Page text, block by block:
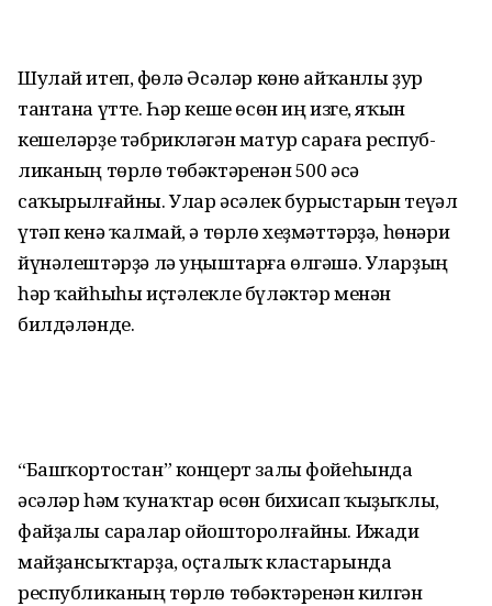
Шулай итеп, Өфөлә Әсәләр көнө айҡанлы ҙур
тантана үтте. Һәр кеше өсөн иң изге, яҡын
кешеләрҙе тәбрикләгән матур сараға респуб­
ликаның төрлө төбәктәренән 500 әсә
саҡырылғайны. Улар әсәлек бурыстарын теүәл
үтәп кенә ҡалмай, ә төрлө хеҙмәттәрҙә, һөнәри
йүнә­лештәрҙә лә уңыштарға өлгәшә. Уларҙың
һәр ҡайһыһы иҫтәлекле бүләктәр менән
билдәләнде.
“Башҡортостан” концерт залы фойеһында
әсәләр һәм ҡунаҡтар өсөн бихисап ҡыҙыҡлы,
файҙалы саралар ойошторолғайны. Ижади
майҙан­сыҡтарҙа, оҫталыҡ кластарында
республиканың төрлө төбәктәренән килгән